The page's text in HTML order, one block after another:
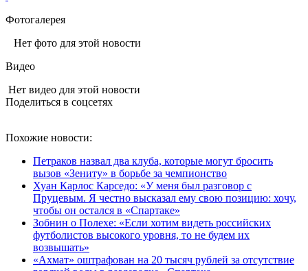
Фотогалерея
Нет фото для этой новости
Видео
Нет видео для этой новости
Поделиться в соцсетях
Похожие новости:
Петраков назвал два клуба, которые могут бросить
вызов «Зениту» в борьбе за чемпионство
Хуан Карлос Карседо: «У меня был разговор с
Пруцевым. Я честно высказал ему свою позицию: хочу,
чтобы он остался в «Спартаке»
Зобнин о Полехе: «Если хотим видеть российских
футболистов высокого уровня, то не будем их
возвышать»
«Ахмат» оштрафован на 20 тысяч рублей за отсутствие